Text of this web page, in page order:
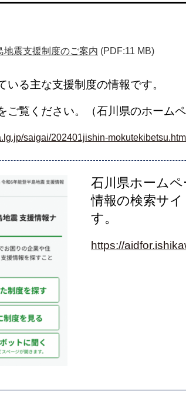
地震支援制度のご案内 (PDF:11 MB)
いる主な支援制度の情報です。
ご覧ください。（石川県のホームペ
saigai/202401jishin-mokutekibetsu.html
石川県ホーム
情報の検索サ
す。
https://